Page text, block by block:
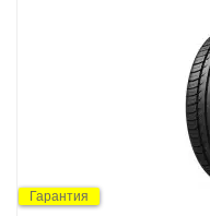
Гарантия